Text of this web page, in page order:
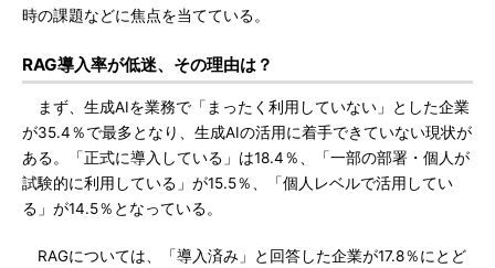
時の課題などに焦点を当てている。
RAG導入率が低迷、その理由は？
まず、生成AIを業務で「まったく利用していない」とした企業
が35.4％で最多となり、生成AIの活用に着手できていない現状が
ある。「正式に導入している」は18.4％、「一部の部署・個人が
試験的に利用している」が15.5％、「個人レベルで活用してい
る」が14.5％となっている。
RAGについては、「導入済み」と回答した企業が17.8％にとど